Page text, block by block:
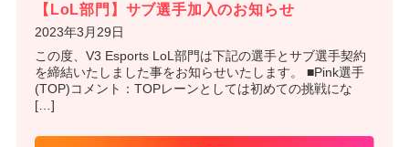
【LoL部門】サブ選手加入のお知らせ
2023年3月29日
この度、V3 Esports LoL部門は下記の選手とサブ選手契約
を締結いたしました事をお知らせいたします。 ■Pink選手
(TOP)コメント：TOPレーンとしては初めての挑戦にな
[…]